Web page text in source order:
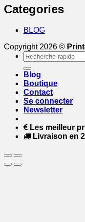
Categories
BLOG
Copyright 2026 ©
Recherche
pour :
Blog
Boutique
Contact
Se connecter
Newsletter
Les meilleur
Livraison en